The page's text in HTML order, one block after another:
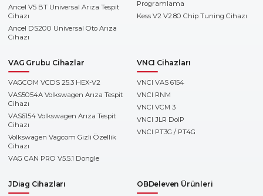
Ancel V5 BT Universal Arıza Tespit
Cihazı
Ancel DS200 Universal Oto Arıza
Cihazı
Programlama
Kess V2 V2.80 Chip Tuning Cihazı
VAG Grubu Cihazlar
VAGCOM VCDS 25.3 HEX-V2
VAS5054A Volkswagen Arıza Tespit
Cihazı
VAS6154 Volkswagen Arıza Tespit
Cihazı
Volkswagen Vagcom Gizli Özellik
Cihazı
VAG CAN PRO V5.5.1 Dongle
VNCI Cihazları
VNCI VAS 6154
VNCI RNM
VNCI VCM 3
VNCI JLR DoIP
VNCI PT3G / PT4G
JDiag Cihazları OBDeleven Ürünleri